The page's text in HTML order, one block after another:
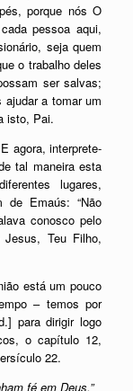
porque nós O
pessoa aqui,
seja quem
o trabalho deles
ser salvas;
a tomar um
isto, Pai.
agora, interprete-
tal maneira esta
lugares,
de Emaús: “Não
conosco pelo
Teu Filho,
está um pouco
– temos por
para dirigir logo
o capítulo 12,
22.
fé em Deus.”